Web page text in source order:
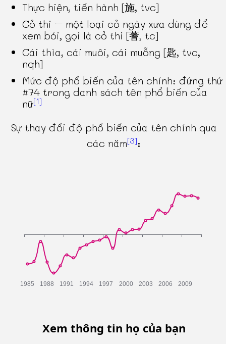
Thực hiện, tiến hành [施, tvc]
Cỏ thi – một loại cỏ ngày xưa dùng để
xem bói, gọi là cỏ thi [蓍, tc]
Cái thìa, cái muôi, cái muỗng [匙, tvc,
nqh]
Mức độ phổ biến của tên chính: đứng thứ
#74 trong danh sách tên phổ biến của
nữ[1]
Sự thay đổi độ phổ biến của tên chính qua
các năm[3]:
Xem thông tin họ của bạn